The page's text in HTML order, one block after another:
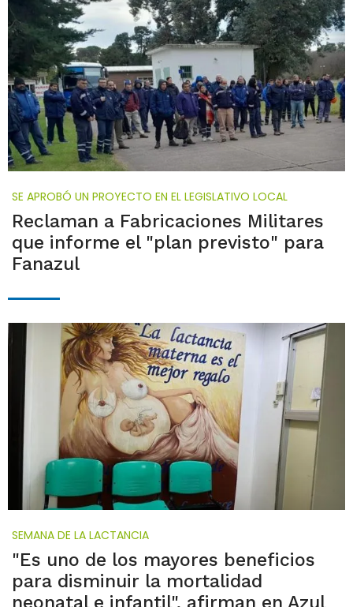
SE APROBÓ UN PROYECTO EN EL LEGISLATIVO LOCAL
Reclaman a Fabricaciones Militares
que informe el "plan previsto" para
Fanazul
SEMANA DE LA LACTANCIA
"Es uno de los mayores beneficios
para disminuir la mortalidad